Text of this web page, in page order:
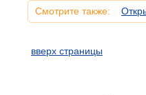
Смотрите также:
вверх страницы